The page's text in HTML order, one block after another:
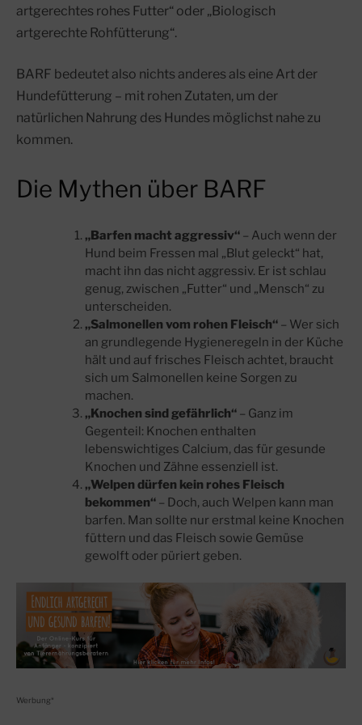
artgerechtes rohes Futter“ oder „Biologisch
artgerechte Rohfütterung“.
BARF bedeutet also nichts anderes als eine Art der
Hundefütterung – mit rohen Zutaten, um der
natürlichen Nahrung des Hundes möglichst nahe zu
kommen.
Die Mythen über BARF
„Barfen macht aggressiv“ – Auch wenn der
Hund beim Fressen mal „Blut geleckt“ hat,
macht ihn das nicht aggressiv. Er ist schlau
genug, zwischen „Futter“ und „Mensch“ zu
unterscheiden.
„Salmonellen vom rohen Fleisch“ – Wer sich
an grundlegende Hygieneregeln in der Küche
hält und auf frisches Fleisch achtet, braucht
sich um Salmonellen keine Sorgen zu
machen.
„Knochen sind gefährlich“ – Ganz im
Gegenteil: Knochen enthalten
lebenswichtiges Calcium, das für gesunde
Knochen und Zähne essenziell ist.
„Welpen dürfen kein rohes Fleisch
bekommen“ – Doch, auch Welpen kann man
barfen. Man sollte nur erstmal keine Knochen
füttern und das Fleisch sowie Gemüse
gewolft oder püriert geben.
Werbung*